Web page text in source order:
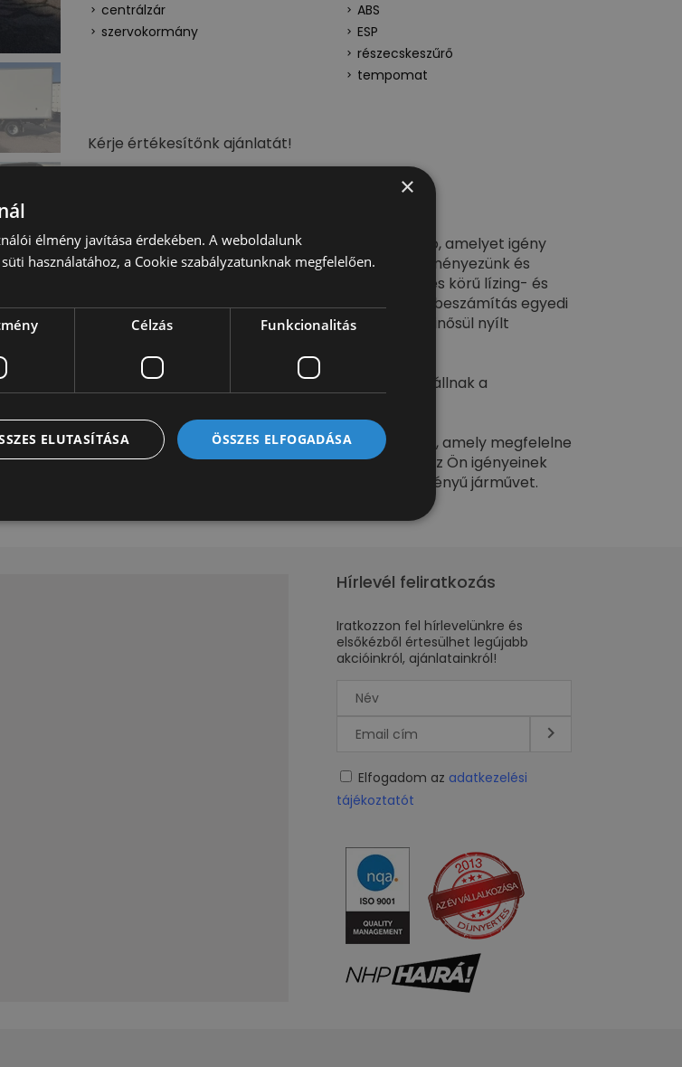
centrálzár
szervokormány
ABS
ESP
részecskeszűrő
tempomat
Kérje értékesítőnk ajánlatát!
A jármű külföldi partnerünk telephelyén található, amelyet igény
szerint behozunk, műszaki vizsgáztatunk, felépítményezünk és
forgalomba helyezünk Önnek! Autóink mellé teljes körű lízing- és
forgalomba helyezési ügyintézést vállalunk. Autóbeszámítás egyedi
elbírálás alapján lehetséges. Hirdetésünk nem minősül nyílt
További információért értékesítőink készséggel állnak a
Ha hirdetéseink között nem talált olyan járművet, amely megfelelne
az igényeinek, keressen minket, és beszerezzük az Ön igényeinek
leginkább megfelelő típusú, évjáratú és felépítményű járművet.
Hírlevél feliratkozás
Iratkozzon fel hírlevelünkre és
elsőkézből értesülhet legújabb
akcióinkról, ajánlatainkról!
Elfogadom az adatkezelési
tájékoztatót
×
élmény javítása érdekében. A weboldalunk
használatához, a Cookie szabályzatunknak megfelelően.
Célzás Funkcionalitás
ÖSSZES ELFOGADÁSA
ELUTASÍTÁSA